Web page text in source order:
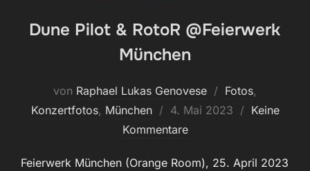
Dune Pilot & RotoR @Feierwerk
München
von Raphael Lukas Genovese Fotos,
Konzertfotos, München
Veröffentlicht
am
4. Mai 2023
Keine
Kommentare
Feierwerk München (Orange Room), 25. April 2023